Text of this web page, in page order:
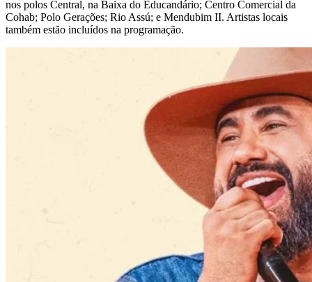
nos polos Central, na Baixa do Educandário; Centro Comercial da
Cohab; Polo Gerações; Rio Assú; e Mendubim II. Artistas locais
também estão incluídos na programação.